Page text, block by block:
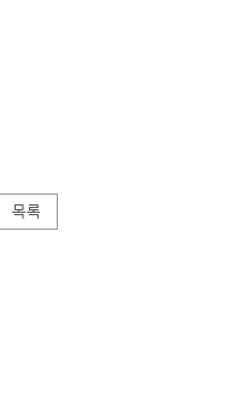
목록